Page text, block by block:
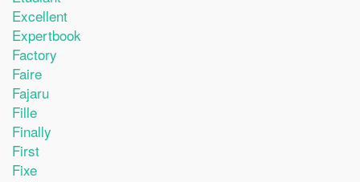
Excellent
Expertbook
Factory
Faire
Fajaru
Fille
Finally
First
Fixe